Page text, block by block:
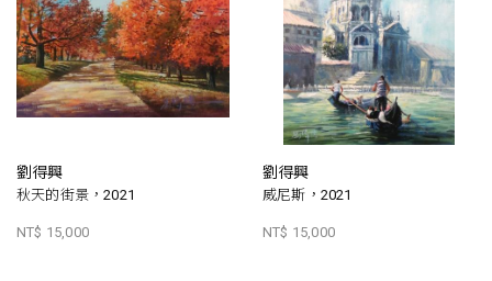
劉得興
秋天的街景，2021
NT$ 15,000
劉得興
威尼斯，2021
NT$ 15,000